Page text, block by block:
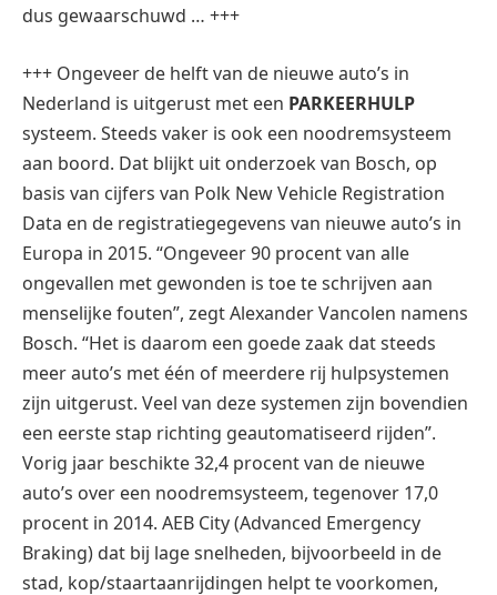
dus gewaarschuwd … +++
+++ Ongeveer de helft van de nieuwe auto’s in
Nederland is uitgerust met een PARKEERHULP
systeem. Steeds vaker is ook een noodremsysteem
aan boord. Dat blijkt uit onderzoek van Bosch, op
basis van cijfers van Polk New Vehicle Registration
Data en de registratiegegevens van nieuwe auto’s in
Europa in 2015. “Ongeveer 90 procent van alle
ongevallen met gewonden is toe te schrijven aan
menselijke fouten”, zegt Alexander Vancolen namens
Bosch. “Het is daarom een goede zaak dat steeds
meer auto’s met één of meerdere rij hulpsystemen
zijn uitgerust. Veel van deze systemen zijn bovendien
een eerste stap richting geautomatiseerd rijden”.
Vorig jaar beschikte 32,4 procent van de nieuwe
auto’s over een noodremsysteem, tegenover 17,0
procent in 2014. AEB City (Advanced Emergency
Braking) dat bij lage snelheden, bijvoorbeeld in de
stad, kop/staartaanrijdingen helpt te voorkomen,